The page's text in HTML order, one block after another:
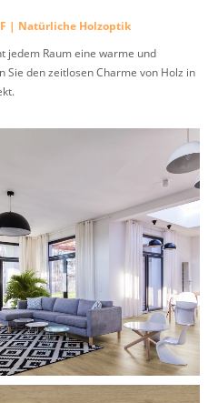
| Natürliche Holzoptik
jedem Raum eine warme und
Sie den zeitlosen Charme von Holz in